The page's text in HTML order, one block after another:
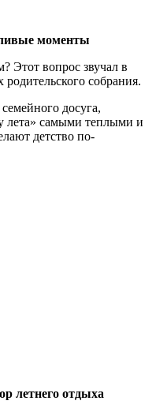
моменты
Этот вопрос звучал в
собрания.
досуга,
лета» самыми теплыми и
детство по-
летнего отдыха